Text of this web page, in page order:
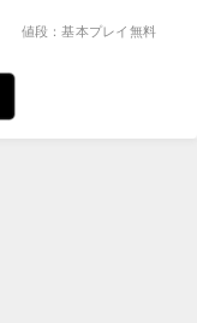
値段：基本プレイ無料